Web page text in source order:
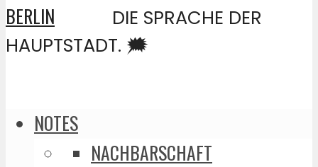
DIE SPRACHE DER
HAUPTSTADT. 🗯️
NOTES
NACHBARSCHAFT